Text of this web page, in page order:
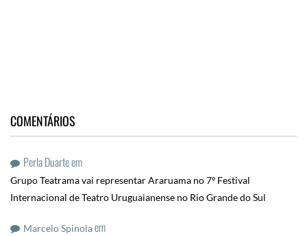
COMENTÁRIOS
Perla Duarteem
Grupo Teatrama vai representar Araruama no 7º Festival
Internacional de Teatro Uruguaianense no Rio Grande do Sul
Marcelo Spinolaem